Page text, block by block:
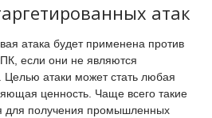
атак
атака будет применена против
если они не являются
Целью атаки может стать любая
ценность. Чаще всего такие
для получения промышленных